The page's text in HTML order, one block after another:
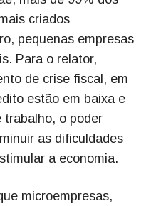
criados
pequenas empresas
Para o relator,
de crise fiscal, em
estão em baixa e
trabalho, o poder
as dificuldades
a economia.
microempresas,